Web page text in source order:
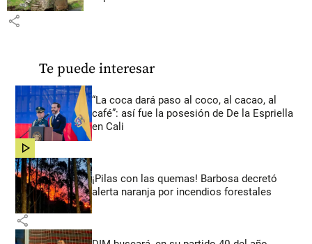
share
Te puede interesar
“La coca dará paso al coco, al cacao, al
café”: así fue la posesión de De la Espriella
en Cali
share
¡Pilas con las quemas! Barbosa decretó
alerta naranja por incendios forestales
share